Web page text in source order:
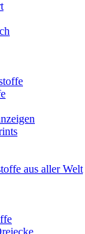
aus aller Welt